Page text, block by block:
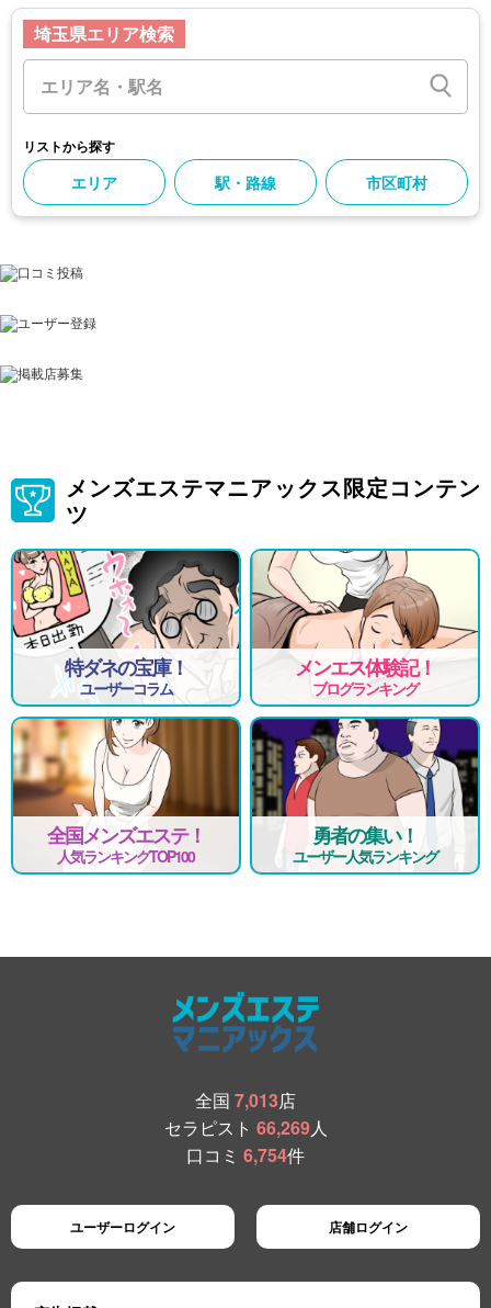
埼玉県エリア検索
リストから探す
エリア 駅・路線 市区町村
メンズエステマニアックス限定コンテン
ツ
特ダネの宝庫！
ユーザーコラム
メンエス体験記！
ブログランキング
全国メンズエステ！
人気ランキングTOP100
勇者の集い！
ユーザー人気ランキング
全国 7,013店
セラピスト 66,269人
口コミ 6,754件
ユーザーログイン 店舗ログイン